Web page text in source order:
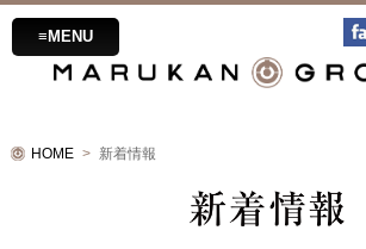
≡MENU
HOME 新着情報